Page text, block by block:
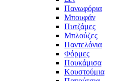
Πανωφόρια
Μπουφάν
Πυτζάμες
Μπλούζες
Παντελόνια
Φόρμες
Πουκάμισα
Κουστούμια